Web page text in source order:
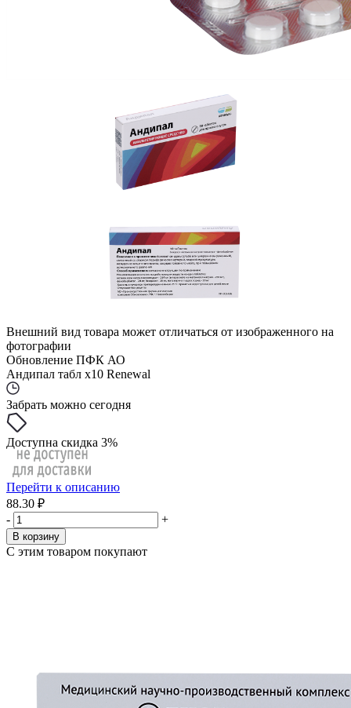
Внешний вид товара может отличаться от изображенного на
фотографии
Обновление ПФК АО
Андипал табл x10 Renewal
Забрать можно сегодня
Доступна скидка 3%
Перейти к описанию
88.30 ₽
-
+
В корзину
С этим товаром покупают